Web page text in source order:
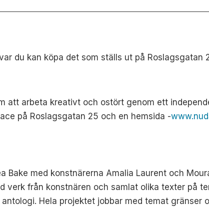
du kan köpa det som ställs ut på Roslagsgatan
att arbeta kreativt och ostört genom ett
på Roslagsgatan 25 och en hemsida -
med konstnärerna Amalia Laurent och
från konstnären och samlat olika texter på
Hela projektet jobbar med temat gränser